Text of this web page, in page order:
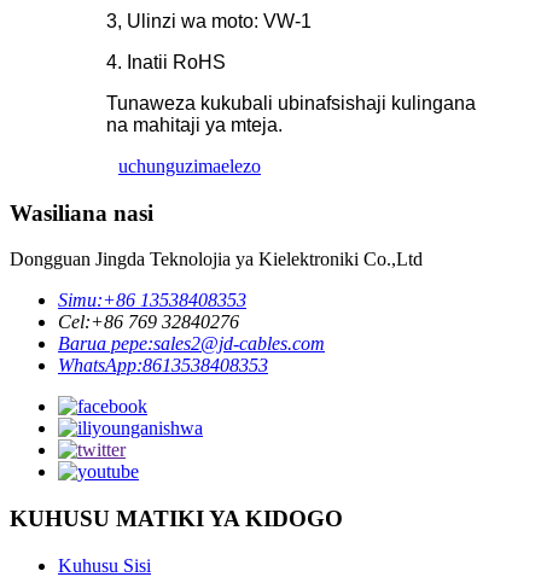
3, Ulinzi wa moto: VW-1
4. Inatii RoHS
Tunaweza kukubali ubinafsishaji kulingana
na mahitaji ya mteja.
uchunguzimaelezo
Wasiliana nasi
Dongguan Jingda Teknolojia ya Kielektroniki Co.,Ltd
Simu:+86 13538408353
Cel:+86 769 32840276
Barua pepe:sales2@jd-cables.com
WhatsApp:8613538408353
KUHUSU MATIKI YA KIDOGO
Kuhusu Sisi